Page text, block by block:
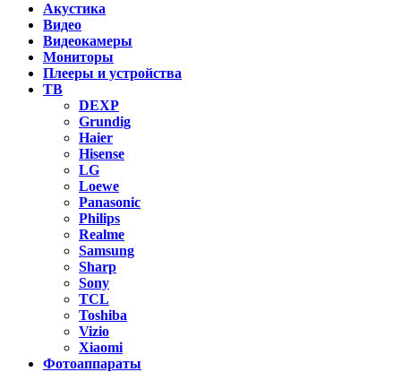
Акустика
Видео
Видеокамеры
Мониторы
Плееры и устройства
ТВ
DEXP
Grundig
Haier
Hisense
LG
Loewe
Panasonic
Philips
Realme
Samsung
Sharp
Sony
TCL
Toshiba
Vizio
Xiaomi
Фотоаппараты